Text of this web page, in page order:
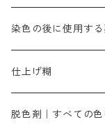
染料一覧ー100g入り
染料一覧ー500g入り
ピンクMB｜ピンク色
グリーンMB｜緑色
ダークブロンMFB｜こ
ブロンHNR｜こげ茶色
黒色系
ブラックMK（赤みの黒
ブラックMG（青みの黒
白色系（定番の色合
ネオホワイトR
霧島産・晩秋茶｜黄金
ローダミンB｜赤紫色
摺込み刷毛（スリコミ
ローケツ用筆｜1本～
ローケツ用筆ー
洋型紙（9番手｜中
有償サンプル品｜約
洋型紙9番手｜中薄口
張木｜入荷待ち
伸子
糊落とし剤｜ソルベ
濃染処理剤｜ソル
染料の吸収促進剤
酢酸｜絹・羊毛・ナイ
芒硝｜綿・麻の染色に
染料のムラ染め抑制
アゾリン200％｜綿・
染料の浸透剤
染色の後に使用する
ソーピング剤｜未定
ネオポールB－300｜
仕上げ剤｜柔軟・
仕上げ糊
カルボキシメチル
脱色剤｜すべての